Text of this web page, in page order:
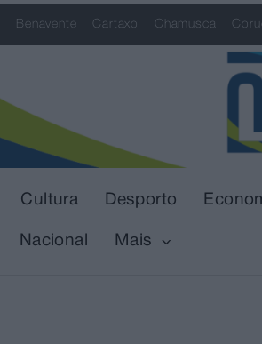
Benavente Cartaxo Chamusca
Cultura Desporto
Nacional Mais